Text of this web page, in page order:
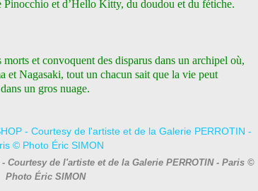
Pinocchio et d’Hello Kitty, du doudou et du fétiche.
et convoquent des disparus dans un archipel où,
et Nagasaki, tout un chacun sait que la vie peut
un gros nuage.
- Courtesy de l'artiste et de la Galerie PERROTIN - Paris ©
Photo Éric SIMON